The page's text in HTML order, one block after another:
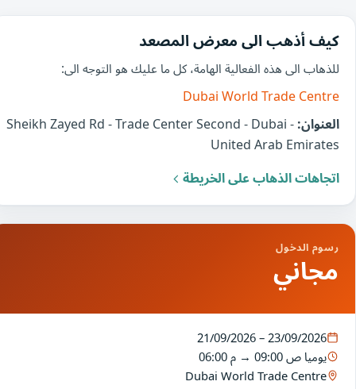
كيف أذهب الى معرض المصعد
للذهاب الى هذه الفعالية الهامة، كل ما عليك هو التوجه الى:
Dubai World Trade Centre
العنوان:Sheikh Zayed Rd - Trade Center Second - Dubai -
United Arab Emirates
اتجاهات الذهاب على الخريطة
رسوم الدخول
مجاني
21/09/2026 – 23/09/2026
يوميا09:00 ص →06:00 م
Dubai World Trade Centre